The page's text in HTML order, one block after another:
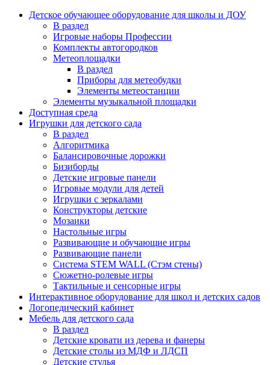
Детское обучающее оборудование для школы и ДОУ
В раздел
Игровые наборы Профессии
Комплекты автогородков
Метеоплощадки
В раздел
Приборы для метеобудки
Элементы метеостанции
Элементы музыкальной площадки
Доступная среда
Игрушки для детского сада
В раздел
Алгоритмика
Балансировочные дорожки
Бизиборды
Детские игровые панели
Игровые модули для детей
Игрушки с зеркалами
Конструкторы детские
Мозаики
Настольные игры
Развивающие и обучающие игры
Развивающие панели
Система STEM WALL (Cтэм стены)
Сюжетно-ролевые игры
Тактильные и сенсорные игры
Интерактивное оборудование для школ и детских садов
Логопедический кабинет
Мебель для детского сада
В раздел
Детские кровати из дерева и фанеры
Детские столы из МДФ и ЛДСП
Детские стулья